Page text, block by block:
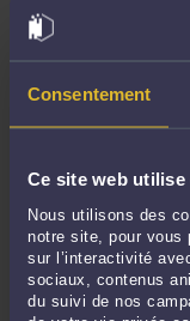
Consentement
Ce site web utilise
Nous utilisons des
notre site, pour vous
sur l’interactivité
sociaux, contenus
du suivi de nos
- Défense de vos intérêts
DROIT
CONCURRENCE
- Litiges clients
- Fonds de commerce et
- Droit de la distribution